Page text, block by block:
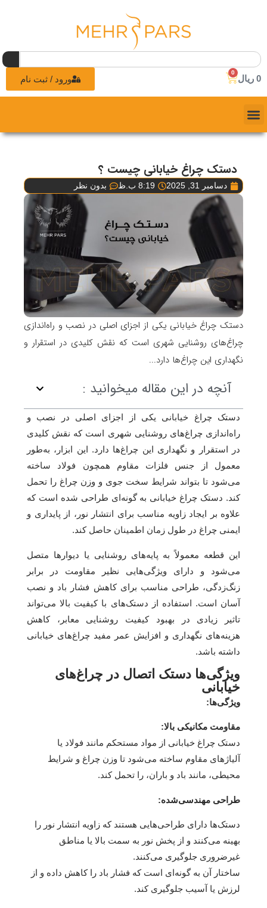
0 ریال
0
ورود / ثبت نام
دستک چراغ خیابانی چیست ؟
دسامبر 31, 2025 8:19 ب.ظ بدون نظر
دستک چراغ خیابانی یکی از اجزای اصلی در نصب و راه‌اندازی
چراغ‌های روشنایی شهری است که نقش کلیدی در استقرار و
نگهداری این چراغ‌ها دارد...
آنچه در این مقاله میخوانید :
دستک چراغ خیابانی یکی از اجزای اصلی در نصب و
راه‌اندازی چراغ‌های روشنایی شهری است که نقش کلیدی
در استقرار و نگهداری این چراغ‌ها دارد. این ابزار، به‌طور
معمول از جنس فلزات مقاوم همچون فولاد ساخته
می‌شود تا بتواند شرایط سخت جوی و وزن چراغ را تحمل
کند. دستک چراغ خیابانی به گونه‌ای طراحی شده است که
علاوه بر ایجاد زاویه مناسب برای انتشار نور، از پایداری و
ایمنی چراغ در طول زمان اطمینان حاصل کند.
این قطعه معمولاً به پایه‌های روشنایی یا دیوارها متصل
می‌شود و دارای ویژگی‌هایی نظیر مقاومت در برابر
زنگ‌زدگی، طراحی مناسب برای کاهش فشار باد و نصب
آسان است. استفاده از دستک‌های با کیفیت بالا می‌تواند
تاثیر زیادی در بهبود کیفیت روشنایی معابر، کاهش
هزینه‌های نگهداری و افزایش عمر مفید چراغ‌های خیابانی
داشته باشد.
ویژگی‌ها دستک اتصال در چراغ‌های
خیابانی
ویژگی‌ها:
مقاومت مکانیکی بالا:
دستک چراغ خیابانی از مواد مستحکم مانند فولاد یا
آلیاژهای مقاوم ساخته می‌شود تا وزن چراغ و شرایط
محیطی، مانند باد و باران، را تحمل کند.
طراحی مهندسی‌شده:
دستک‌ها دارای طراحی‌هایی هستند که زاویه انتشار نور را
بهینه می‌کنند و از پخش نور به سمت بالا یا مناطق
غیرضروری جلوگیری می‌کنند.
ساختار آن به گونه‌ای است که فشار باد را کاهش داده و از
لرزش یا آسیب جلوگیری کند.